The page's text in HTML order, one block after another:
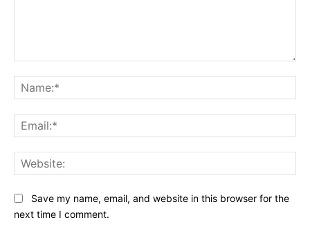
Save my name, email, and website in this browser for the
next time I comment.